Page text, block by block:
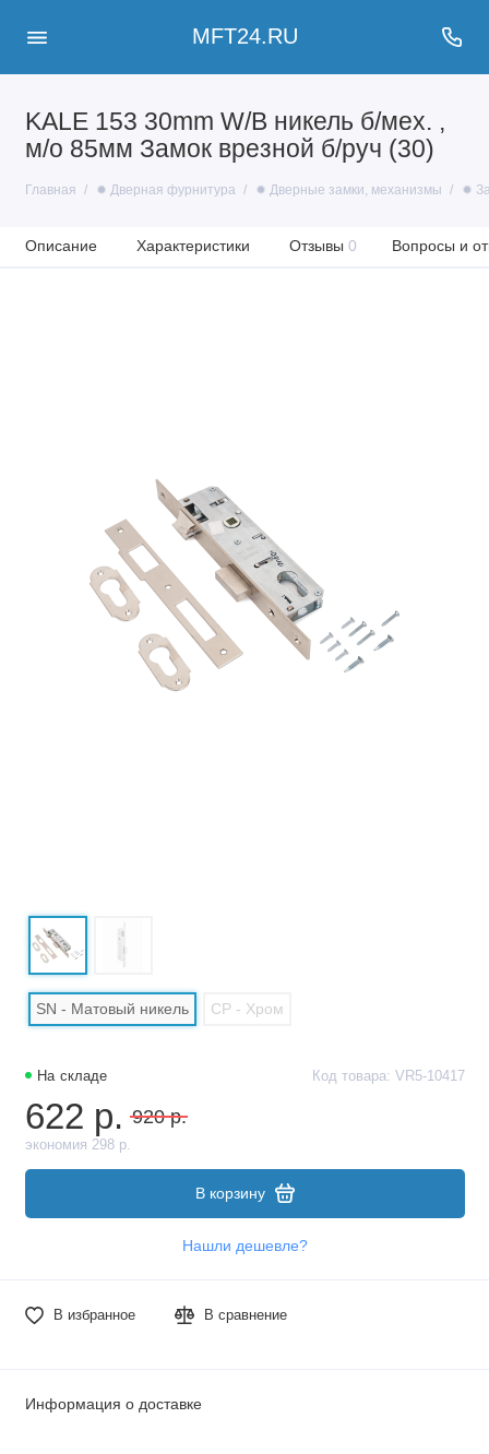
MFT24.RU
KALE 153 30mm W/B никель б/мех. ,
м/о 85мм Замок врезной б/руч (30)
Главная ✹ Дверная фурнитура ✹ Дверные замки, механизмы ✹
Описание Характеристики Отзывы 0 Вопросы и
На складе Код товара: VR5-10417
622 р. 920 р.
экономия 298 р.
В корзину
Нашли дешевле?
В избранное В сравнение
SN - Матовый никель CP - Хром
Информация о доставке